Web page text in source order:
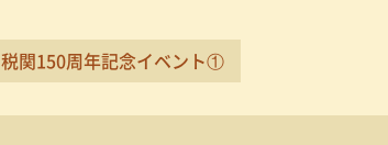
税関150周年記念イベント①